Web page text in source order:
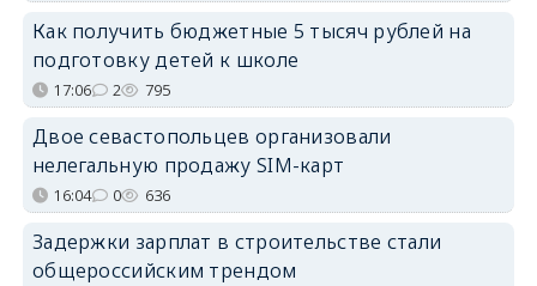
Как получить бюджетные 5 тысяч рублей на
подготовку детей к школе
17:06 2 795
Двое севастопольцев организовали
нелегальную продажу SIM-карт
16:04 0 636
Задержки зарплат в строительстве стали
общероссийским трендом